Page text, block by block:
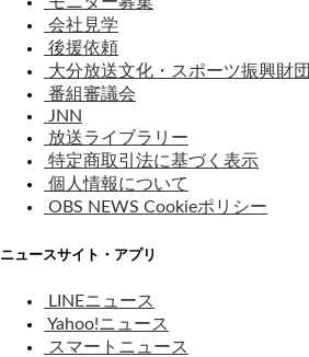
会社見学
後援依頼
大分放送文化・スポーツ振興財団
番組審議会
JNN
放送ライブラリー
特定商取引法に基づく表示
個人情報について
OBS NEWS Cookieポリシー
ニュースサイト・アプリ
LINEニュース
Yahoo!ニュース
スマートニュース